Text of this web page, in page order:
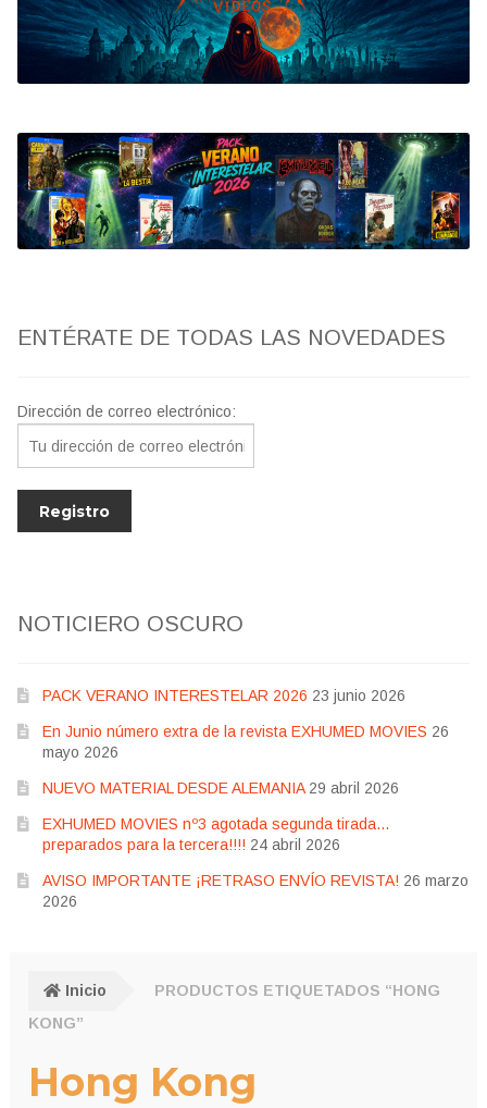
Bluray
Clasificada S
artwork
fantaterror
Jesús Franco
ENTÉRATE DE TODAS LAS NOVEDADES
Dirección de correo electrónico:
NOTICIERO OSCURO
PACK VERANO INTERESTELAR 2026 23 junio 2026
En Junio número extra de la revista EXHUMED MOVIES 26
mayo 2026
NUEVO MATERIAL DESDE ALEMANIA 29 abril 2026
EXHUMED MOVIES nº3 agotada segunda tirada…
preparados para la tercera!!!! 24 abril 2026
AVISO IMPORTANTE ¡RETRASO ENVÍO REVISTA! 26 marzo
2026
Inicio
PRODUCTOS ETIQUETADOS “HONG
KONG”
Hong Kong